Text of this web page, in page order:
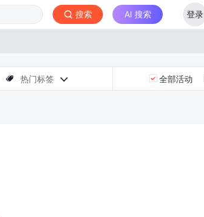
搜索 AI 搜索 登录
 热门标签  全部活动